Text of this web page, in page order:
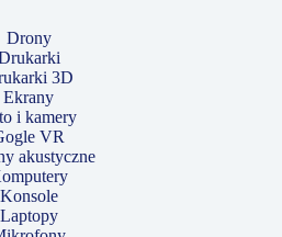
Drony
3D
Ekrany
i kamery
VR
akustyczne
Konsole
Laptopy